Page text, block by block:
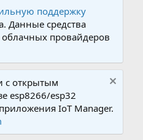
поддержку
Данные средства
облачных провайдеров
с открытым
esp8266/esp32
IoT Manager.